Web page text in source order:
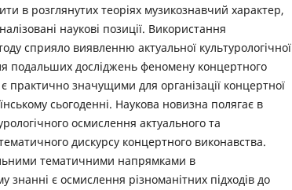
в розглянутих теоріях музикознавчий характер,
наукові позиції. Використання
сприяло виявленню актуальної культурологічної
подальших досліджень феномену концертного
практично значущими для організації концертної
сьогоденні. Наукова новизна полягає в
осмислення актуального та
дискурсу концертного виконавства.
тематичними напрямками в
знанні є осмислення різноманітних підходів до